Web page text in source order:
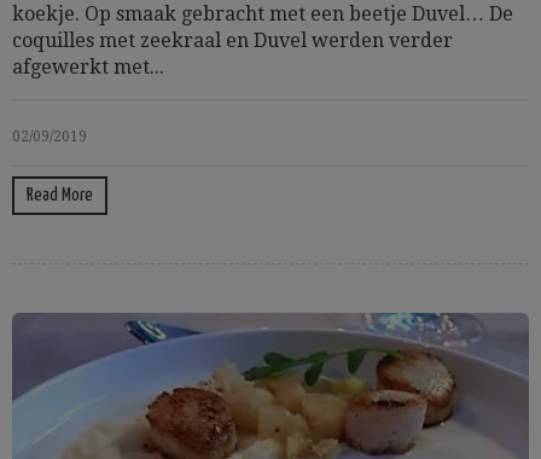
koekje. Op smaak gebracht met een beetje Duvel… De
coquilles met zeekraal en Duvel werden verder
afgewerkt met...
02/09/2019
Read More